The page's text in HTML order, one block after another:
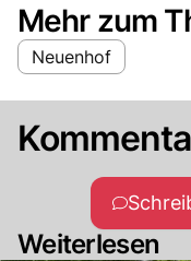
Mehr zum
Neuenhof
Weiterlesen